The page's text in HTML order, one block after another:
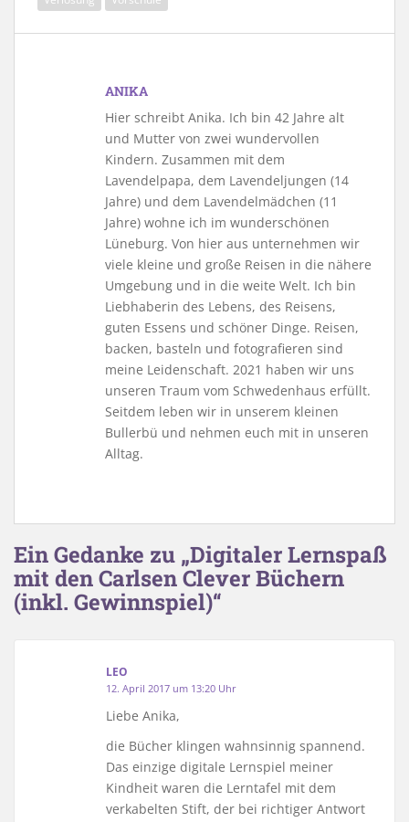
ANIKA
Hier schreibt Anika. Ich bin 42 Jahre alt
und Mutter von zwei wundervollen
Kindern. Zusammen mit dem
Lavendelpapa, dem Lavendeljungen (14
Jahre) und dem Lavendelmädchen (11
Jahre) wohne ich im wunderschönen
Lüneburg. Von hier aus unternehmen wir
viele kleine und große Reisen in die nähere
Umgebung und in die weite Welt. Ich bin
Liebhaberin des Lebens, des Reisens,
guten Essens und schöner Dinge. Reisen,
backen, basteln und fotografieren sind
meine Leidenschaft. 2021 haben wir uns
unseren Traum vom Schwedenhaus erfüllt.
Seitdem leben wir in unserem kleinen
Bullerbü und nehmen euch mit in unseren
Alltag.
Ein Gedanke zu „Digitaler Lernspaß
mit den Carlsen Clever Büchern
(inkl. Gewinnspiel)“
LEO
12. April 2017 um 13:20 Uhr
Liebe Anika,
die Bücher klingen wahnsinnig spannend.
Das einzige digitale Lernspiel meiner
Kindheit waren die Lerntafel mit dem
verkabelten Stift, der bei richtiger Antwort